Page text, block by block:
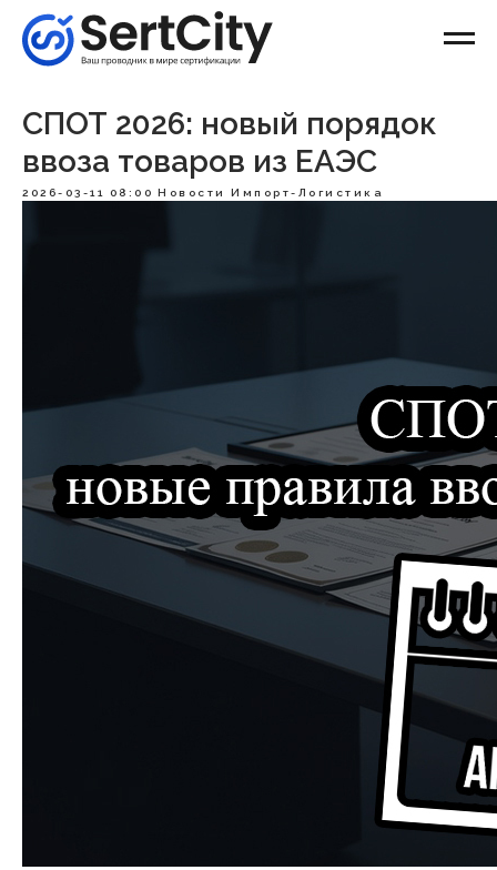
СПОТ 2026: новый порядок
ввоза товаров из ЕАЭС
2026-03-11 08:00 Новости Импорт-Логистика